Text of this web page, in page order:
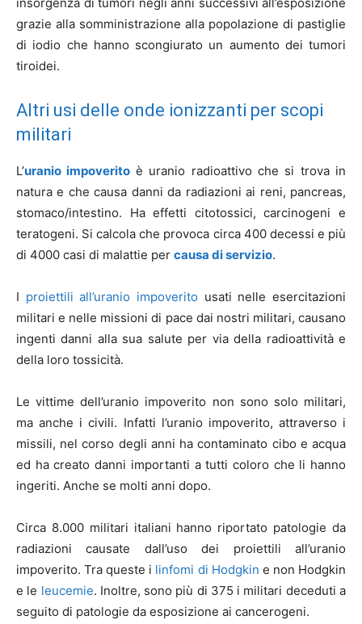
grazie alla somministrazione alla popolazione di pastiglie
di iodio che hanno scongiurato un aumento dei tumori
tiroidei.
Altri usi delle onde ionizzanti per scopi
militari
L’uranio impoverito è uranio radioattivo che si trova in
natura e che causa danni da radiazioni ai reni, pancreas,
stomaco/intestino. Ha effetti citotossici, carcinogeni e
teratogeni. Si calcola che provoca circa 400 decessi e più
di 4000 casi di malattie per causa di servizio.
I proiettili all’uranio impoverito usati nelle esercitazioni
militari e nelle missioni di pace dai nostri militari, causano
ingenti danni alla sua salute per via della radioattività e
della loro tossicità.
Le vittime dell’uranio impoverito non sono solo militari,
ma anche i civili. Infatti l’uranio impoverito, attraverso i
missili, nel corso degli anni ha contaminato cibo e acqua
ed ha creato danni importanti a tutti coloro che li hanno
ingeriti. Anche se molti anni dopo.
Circa 8.000 militari italiani hanno riportato patologie da
radiazioni causate dall’uso dei proiettili all’uranio
impoverito. Tra queste i linfomi di Hodgkin e non Hodgkin
e le leucemie. Inoltre, sono più di 375 i militari deceduti a
seguito di patologie da esposizione ai cancerogeni.